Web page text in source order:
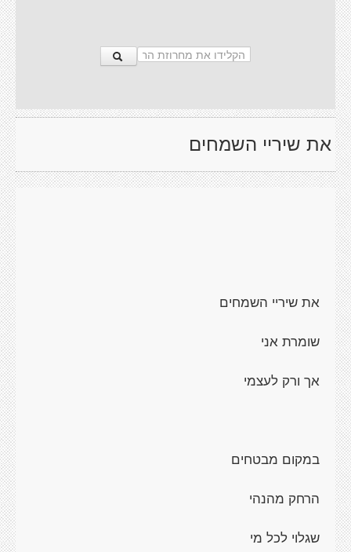
את שיריי השמחים
את שיריי השמחים
שומרת אני
אך ורק לעצמי
במקום מבטחים
הרחק מהנהי
שגלוי לכל מי